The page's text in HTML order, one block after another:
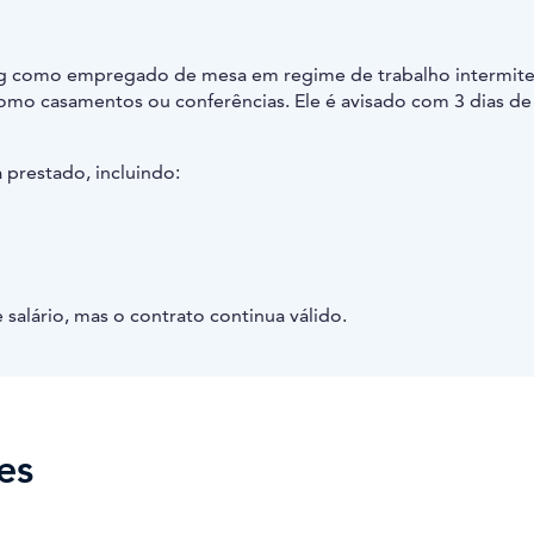
empregado de mesa em regime de trabalho
casamentos ou conferências. Ele é avisado com 3 dias de
prestado, incluindo:
mas o contrato continua válido.